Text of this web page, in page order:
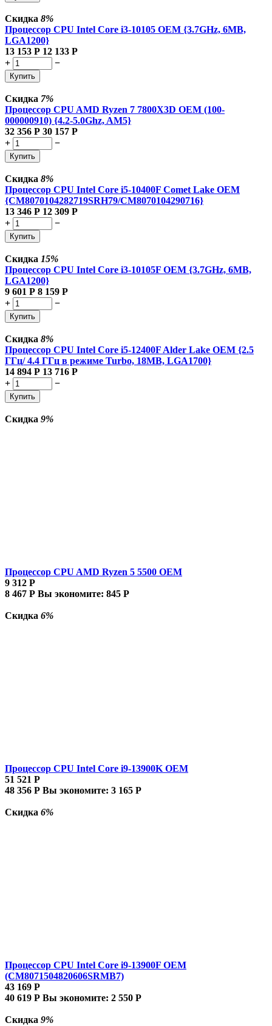
Скидка 8%
Процессор CPU Intel Core i3-10105 OEM {3.7GHz, 6MB,
LGA1200}
13 153 Р 12 133 Р
+
−
Купить
Скидка 7%
Процессор CPU AMD Ryzen 7 7800X3D OEM (100-
000000910) {4.2-5.0Ghz, AM5}
32 356 Р 30 157 Р
+
−
Купить
Скидка 8%
Процессор CPU Intel Core i5-10400F Comet Lake OEM
{CM8070104282719SRH79/CM8070104290716}
13 346 Р 12 309 Р
+
−
Купить
Скидка 15%
Процессор CPU Intel Core i3-10105F OEM {3.7GHz, 6MB,
LGA1200}
9 601 Р 8 159 Р
+
−
Купить
Скидка 8%
Процессор CPU Intel Core i5-12400F Alder Lake OEM {2.5
ГГц/ 4.4 ГГц в режиме Turbo, 18MB, LGA1700}
14 894 Р 13 716 Р
+
−
Купить
Скидка 9%
Процессор CPU AMD Ryzen 5 5500 OEM
9 312 Р
8 467 Р Вы экономите: 845 Р
Скидка 6%
Процессор CPU Intel Core i9-13900K OEM
51 521 Р
48 356 Р Вы экономите: 3 165 Р
Скидка 6%
Процессор CPU Intel Core i9-13900F OEM
(CM8071504820606SRMB7)
43 169 Р
40 619 Р Вы экономите: 2 550 Р
Скидка 9%